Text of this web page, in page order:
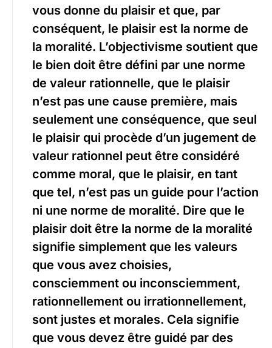
vous donne du plaisir et que, par
conséquent, le plaisir est la norme de
la moralité. L’objectivisme soutient que
le bien doit être défini par une norme
de valeur rationnelle, que le plaisir
n’est pas une cause première, mais
seulement une conséquence, que seul
le plaisir qui procède d’un jugement de
valeur rationnel peut être considéré
comme moral, que le plaisir, en tant
que tel, n’est pas un guide pour l’action
ni une norme de moralité. Dire que le
plaisir doit être la norme de la moralité
signifie simplement que les valeurs
que vous avez choisies,
consciemment ou inconsciemment,
rationnellement ou irrationnellement,
sont justes et morales. Cela signifie
que vous devez être guidé par des